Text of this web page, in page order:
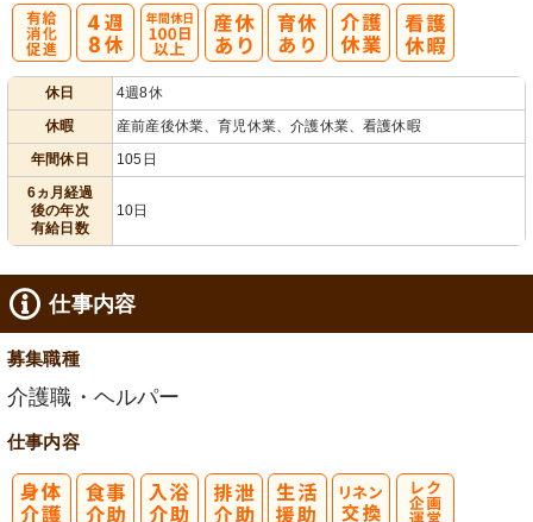
休日
4週8休
休暇
産前産後休業、育児休業、介護休業、看護休暇
年間休日
105日
6ヵ月経過
後の年次
有給日数
10日
仕事内容
募集職種
介護職・ヘルパー
仕事内容